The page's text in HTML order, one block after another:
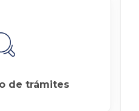
de trámites